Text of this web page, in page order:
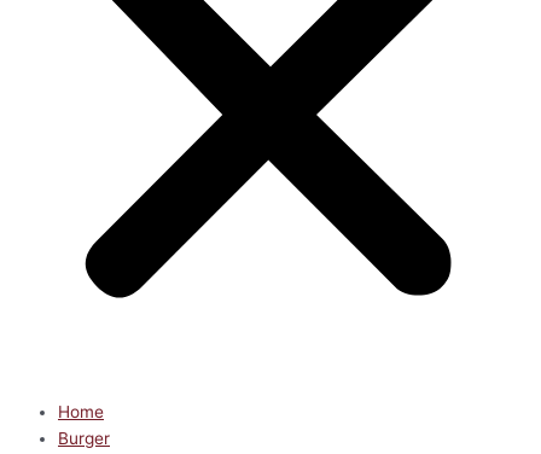
Home
Burger